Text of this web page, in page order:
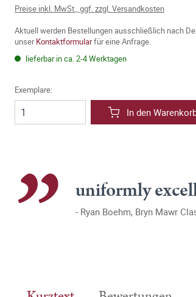
Preise inkl. MwSt., ggf. zzgl. Versandkosten
Aktuell werden Bestellungen ausschließlich nach
unserKontaktformularfür eine Anfrage.
lieferbar in ca. 2-4 Werktagen
Exemplare:
In den
uniformly
Ryan Boehm, Bryn Mawr